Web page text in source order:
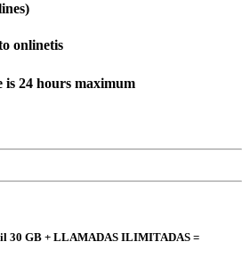
onlinetis
is 24 hours maximum
30 GB + LLAMADAS ILIMITADAS =